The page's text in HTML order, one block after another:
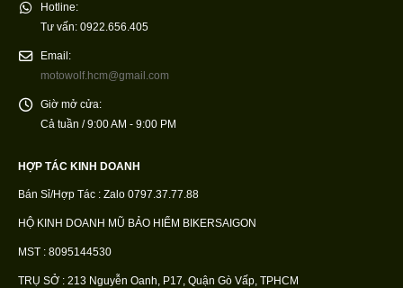
Hotline:
Tư vấn: 0922.656.405
Email:
motowolf.hcm@gmail.com
Giờ mở cửa:
Cả tuần / 9:00 AM - 9:00 PM
HỢP TÁC KINH DOANH
Bán Sỉ/Hợp Tác : Zalo 0797.37.77.88
HỘ KINH DOANH MŨ BẢO HIỂM BIKERSAIGON
MST : 8095144530
TRỤ SỞ : 213 Nguyễn Oanh, P17, Quận Gò Vấp, TPHCM